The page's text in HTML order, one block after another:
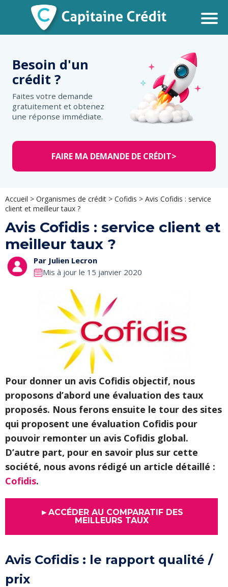
Besoin d'un
crédit ?
Faites votre demande
gratuitement et obtenez
une réponse immédiate.
FAIRE MA DEMANDE DE CRÉDIT>
Accueil > Organismes de crédit > Cofidis > Avis Cofidis : service
client et meilleur taux ?
Avis Cofidis : service client et
meilleur taux ?
Par Julien Lecron
Mis à jour le 15 janvier 2020
Pour donner un avis Cofidis objectif, nous
proposons d’abord une évaluation des taux
proposés. Nous ferons ensuite le tour des sites
qui proposent une évaluation Cofidis pour
pouvoir remonter un avis Cofidis global.
D’autre part, pour en savoir plus sur cette
société, nous avons rédigé un article détaillé :
Cofidis.
►ACCÉDER AU COMPARATIF DES
MEILLEURS TAUX
Avis Cofidis : le rapport qualité /
prix